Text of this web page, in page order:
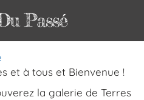
Passé
et à tous et Bienvenue !
la galerie de Terres